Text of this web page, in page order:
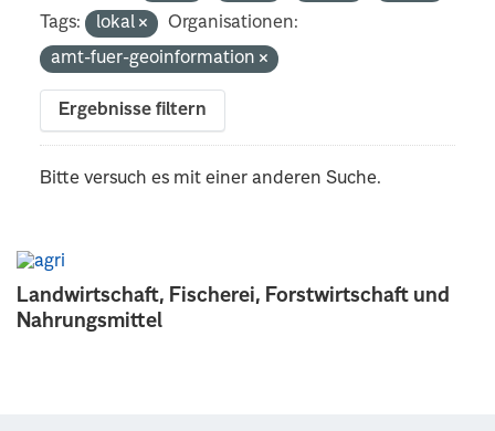
Landwirtschaft, Fischerei, Forstwirtschaft und
Nahrungsmittel
Tags:
lokal
Organisationen:
amt-fuer-geoinformation
Ergebnisse filtern
Bitte versuch es mit einer anderen Suche.